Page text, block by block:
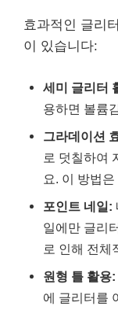
효과적인 글리
이 있습니다:
세미 글리터
용하면 볼륨
그라데이션
로 덧칠하여
요. 이 방법
포인트 네일:
일에만 글리
로 인해 전체
원형 틀 활용:
에 글리터를